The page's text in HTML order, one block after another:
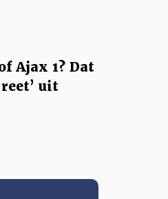
Ajax 1? Dat
uit